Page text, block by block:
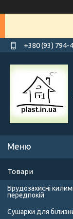
+380 (93) 794-
Товари
Брудозахисні
передпокій
Сушарки для